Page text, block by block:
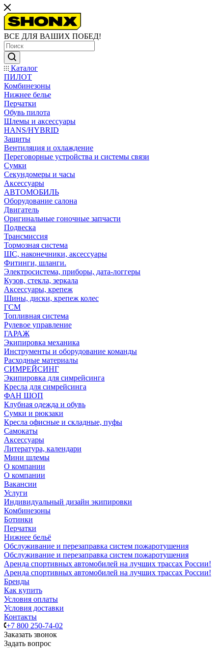
ВСЕ ДЛЯ ВАШИХ ПОБЕД!
Каталог
ПИЛОТ
Комбинезоны
Нижнее белье
Перчатки
Обувь пилота
Шлемы и аксессуары
HANS/HYBRID
Защиты
Вентиляция и охлаждение
Переговорные устройства и системы связи
Сумки
Секундомеры и часы
Аксессуары
АВТОМОБИЛЬ
Оборудование салона
Двигатель
Оригинальные гоночные запчасти
Подвеска
Трансмиссия
Тормозная система
ШС, наконечники, аксессуары
Фитинги, шланги.
Электросистема, приборы, дата-логгеры
Кузов, стекла, зеркала
Аксессуары, крепеж
Шины, диски, крепеж колес
ГСМ
Топливная система
Рулевое управление
ГАРАЖ
Экипировка механика
Инструменты и оборудование команды
Расходные материалы
СИМРЕЙСИНГ
Экипировка для симрейсинга
Кресла для симрейсинга
ФАН ШОП
Клубная одежда и обувь
Сумки и рюкзаки
Кресла офисные и складные, пуфы
Самокаты
Аксессуары
Литература, календари
Мини шлемы
О компании
О компании
Вакансии
Услуги
Индивидуальный дизайн экипировки
Комбинезоны
Ботинки
Перчатки
Нижнее бельё
Обслуживание и перезаправка систем пожаротушения
Обслуживание и перезаправка систем пожаротушения
Аренда спортивных автомобилей на лучших трассах России!
Аренда спортивных автомобилей на лучших трассах России!
Бренды
Как купить
Условия оплаты
Условия доставки
Контакты
+7 800 250-74-02
Заказать звонок
Задать вопрос